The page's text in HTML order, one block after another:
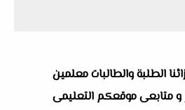
الطلبة والطالبات معلمين
و متابعى موقعكم التعليمى